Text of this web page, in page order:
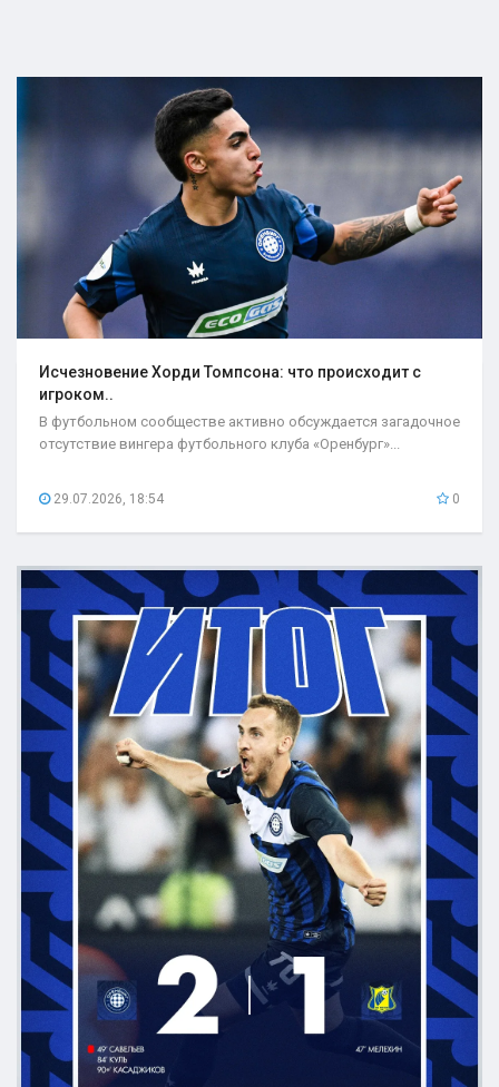
Исчезновение Хорди Томпсона: что происходит с
игроком..
В футбольном сообществе активно обсуждается загадочное
отсутствие вингера футбольного клуба «Оренбург»...
29.07.2026, 18:54 0